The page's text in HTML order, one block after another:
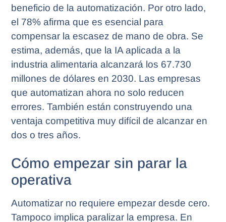
beneficio de la automatización. Por otro lado,
el 78% afirma que es esencial para
compensar la escasez de mano de obra. Se
estima, además, que la IA aplicada a la
industria alimentaria alcanzará los 67.730
millones de dólares en 2030. Las empresas
que automatizan ahora no solo reducen
errores. También están construyendo una
ventaja competitiva muy difícil de alcanzar en
dos o tres años.
Cómo empezar sin parar la
operativa
Automatizar no requiere empezar desde cero.
Tampoco implica paralizar la empresa. En